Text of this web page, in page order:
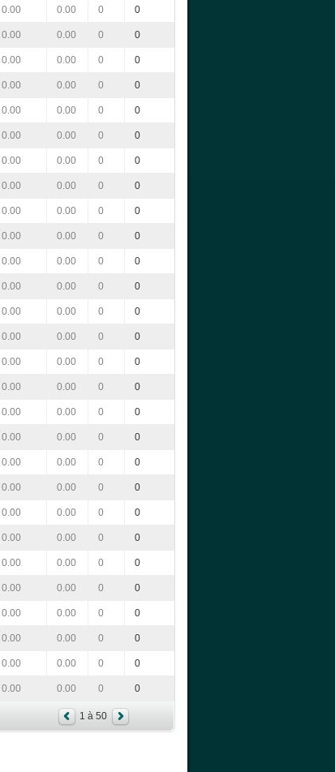
0.00 0.00 0 0
0.00 0.00 0 0
0.00 0.00 0 0
0.00 0.00 0 0
0.00 0.00 0 0
0.00 0.00 0 0
0.00 0.00 0 0
0.00 0.00 0 0
0.00 0.00 0 0
0.00 0.00 0 0
0.00 0.00 0 0
0.00 0.00 0 0
0.00 0.00 0 0
0.00 0.00 0 0
0.00 0.00 0 0
0.00 0.00 0 0
0.00 0.00 0 0
0.00 0.00 0 0
0.00 0.00 0 0
0.00 0.00 0 0
0.00 0.00 0 0
0.00 0.00 0 0
0.00 0.00 0 0
0.00 0.00 0 0
0.00 0.00 0 0
0.00 0.00 0 0
0.00 0.00 0 0
0.00 0.00 0 0
1 à 50